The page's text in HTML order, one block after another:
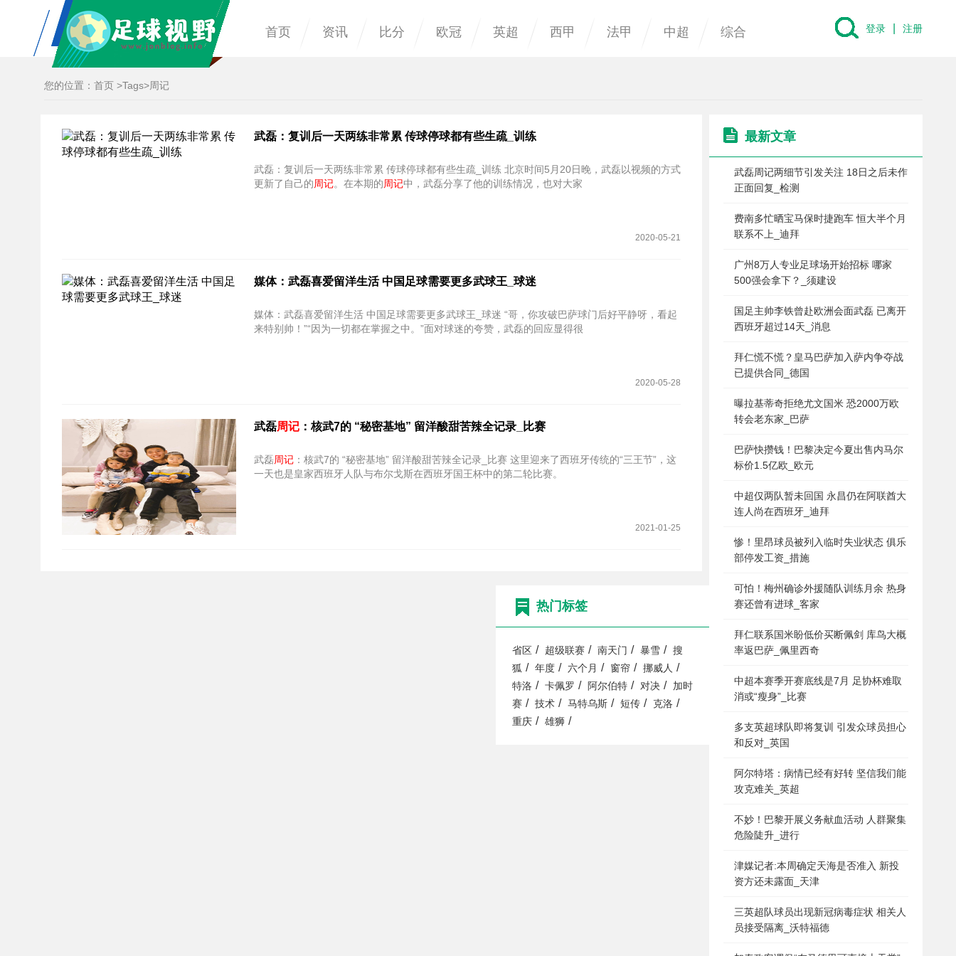
首页 资讯 比分 欧冠 英超 西甲 法甲 中超 综合 登录 注册
您的位置： 首页 >Tags>周记
武磊：复训后一天两练非常累 传球停球都有些生疏_训练
武磊：复训后一天两练非常累 传球停球都有些生疏_训练 北京时间5月20日晚，武磊以视频的方式
更新了自己的周记。在本期的周记中，武磊分享了他的训练情况，也对大家
2020-05-21
媒体：武磊喜爱留洋生活 中国足球需要更多武球王_球迷
媒体：武磊喜爱留洋生活 中国足球需要更多武球王_球迷 “哥，你攻破巴萨球门后好平静呀，看起
来特别帅！”“因为一切都在掌握之中。”面对球迷的夸赞，武磊的回应显得很
2020-05-28
武磊周记 ：核武7的 “秘密基地” 留洋酸甜苦辣全记录_比赛
武磊周记 ：核武7的 “秘密基地” 留洋酸甜苦辣全记录_比赛 这里迎来了西班牙传统的“三王节”，这
一天也是皇家西班牙人队与布尔戈斯在西班牙国王杯中的第二轮比赛。
2021-01-25
最新文章
武磊周记两细节引发关注 18日之后未作
正面回复_检测
费南多忙晒宝马保时捷跑车 恒大半个月
联系不上_迪拜
广州8万人专业足球场开始招标 哪家
500强会拿下？_须建设
国足主帅李铁曾赴欧洲会面武磊 已离开
西班牙超过14天_消息
拜仁慌不慌？皇马巴萨加入萨内争夺战
已提供合同_德国
曝拉基蒂奇拒绝尤文国米 恐2000万欧
转会老东家_巴萨
巴萨快攒钱！巴黎决定今夏出售内马尔
标价1.5亿欧_欧元
中超仅两队暂未回国 永昌仍在阿联酋大
连人尚在西班牙_迪拜
惨！里昂球员被列入临时失业状态 俱乐
部停发工资_措施
可怕！梅州确诊外援随队训练月余 热身
赛还曾有进球_客家
拜仁联系国米盼低价买断佩剑 库鸟大概
率返巴萨_佩里西奇
中超本赛季开赛底线是7月 足协杯难取
消或“瘦身”_比赛
多支英超球队即将复训 引发众球员担心
和反对_英国
阿尔特塔：病情已经有好转 坚信我们能
攻克难关_英超
不妙！巴黎开展义务献血活动 人群聚集
危险陡升_进行
津媒记者:本周确定天海是否准入 新投
资方还未露面_天津
三英超队球员出现新冠病毒症状 相关人
员接受隔离_沃特福德
热门标签
省区 / 超级联赛 / 南天门 / 暴雪 /
搜
狐 / 年度 / 六个月 / 窗帘 / 挪威人 /
特洛 / 卡佩罗 / 阿尔伯特 / 对决 /
加时
赛 / 技术 / 马特乌斯 / 短传 / 克洛 /
重庆 / 雄狮 /